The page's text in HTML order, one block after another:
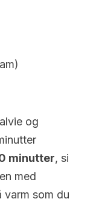
og
minutter, si
med
varm som du